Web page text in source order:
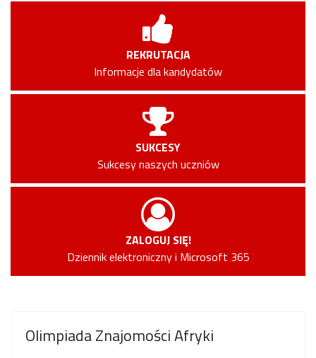
REKRUTACJA
Informacje dla kandydatów
SUKCESY
Sukcesy naszych uczniów
ZALOGUJ SIĘ!
Dziennik elektroniczny i Microsoft 365
Olimpiada Znajomości Afryki